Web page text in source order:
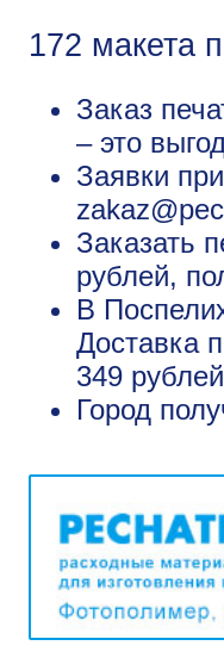
172 макета
Заказ
– это
Заявки
Заказать
рублей,
В
Доставка
349
Город